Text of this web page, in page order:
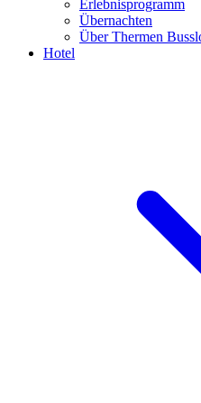
Erlebnisprogramm
Übernachten
Über Thermen
Hotel